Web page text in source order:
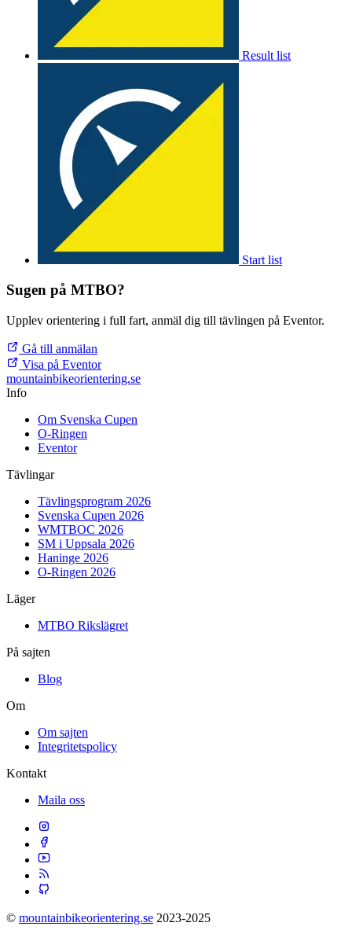
Result list
Start list
Sugen på MTBO?
Upplev orientering i full fart, anmäl dig till tävlingen på Eventor.
Gå till anmälan
Visa på Eventor
mountainbikeorientering.se
Info
Om Svenska Cupen
O-Ringen
Eventor
Tävlingar
Tävlingsprogram 2026
Svenska Cupen 2026
WMTBOC 2026
SM i Uppsala 2026
Haninge 2026
O-Ringen 2026
Läger
MTBO Rikslägret
På sajten
Blog
Om
Om sajten
Integritetspolicy
Kontakt
Maila oss
© mountainbikeorientering.se 2023-2025